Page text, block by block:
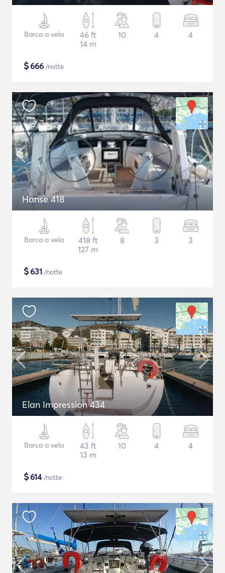
Barca a vela
46 ft
14 m
10 4 4
$666 /notte
Hanse 418
Barca a vela
418 ft
127 m
8 3 3
$631 /notte
Elan Impression 434
Barca a vela
43 ft
13 m
10 4 4
$614/notte